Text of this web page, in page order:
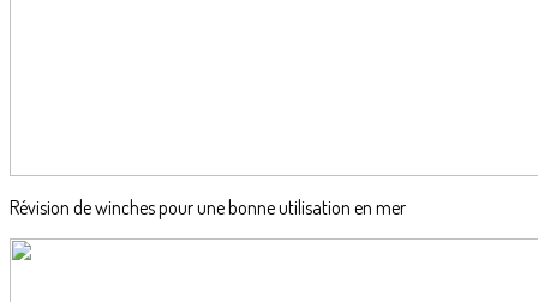
Révision de winches pour une bonne utilisation en mer